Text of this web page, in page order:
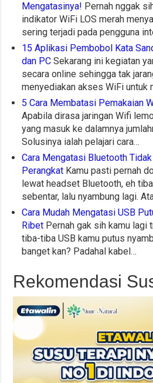
Mengatasinya! Pernah nggak
indikator WiFi LOS merah
sering terjadi pada pengguna
15 Aplikasi Pembobol Kata
dan PC Sekarang ini kegiatan
secara online sehingga tak
menyediakan akses WiFi untuk
5 Cara Membatasi Pemakaian
Apabila dirasa jaringan Wifi
yang masuk ke dalamnya
Solusinya ialah pelajari cara…
Cara Mengatasi Bluetooth
Perangkat Kamu pasti pernah
lewat headset Bluetooth, eh
sebentar, lalu nyambung lagi.
Cara Mudah Mengatasi USB
Ribet Pernah gak sih kamu lagi
tiba-tiba USB kamu putus
banget kan? Padahal kabel…
Rekomendasi